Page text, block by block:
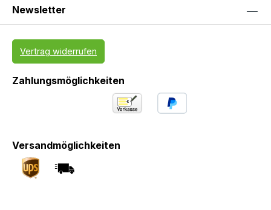
Newsletter
Vertrag widerrufen
Zahlungsmöglichkeiten
Versandmöglichkeiten